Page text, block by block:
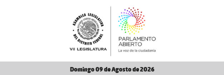
Domingo 09 de Agosto de 2026